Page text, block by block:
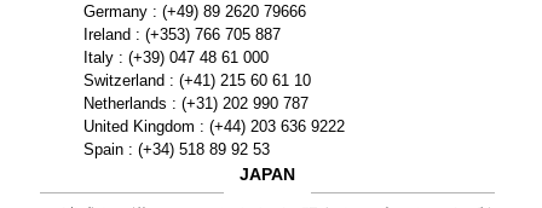
Germany : (+49) 89 2620 79666
Ireland : (+353) 766 705 887
Italy : (+39) 047 48 61 000
Switzerland : (+41) 215 60 61 10
Netherlands : (+31) 202 990 787
United Kingdom : (+44) 203 636 9222
Spain : (+34) 518 89 92 53
JAPAN